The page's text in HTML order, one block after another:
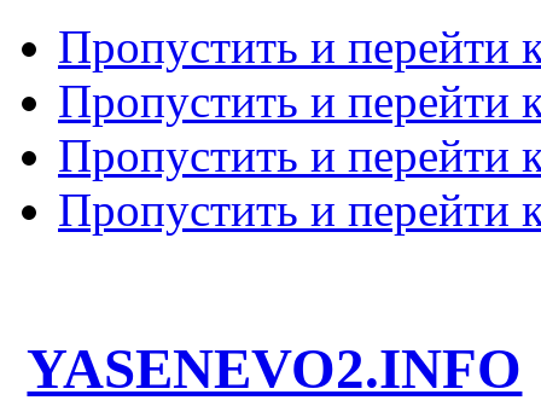
Пропустить и перейти
Пропустить и перейти
Пропустить и перейти
Пропустить и перейти
YASENEVO2.INFO